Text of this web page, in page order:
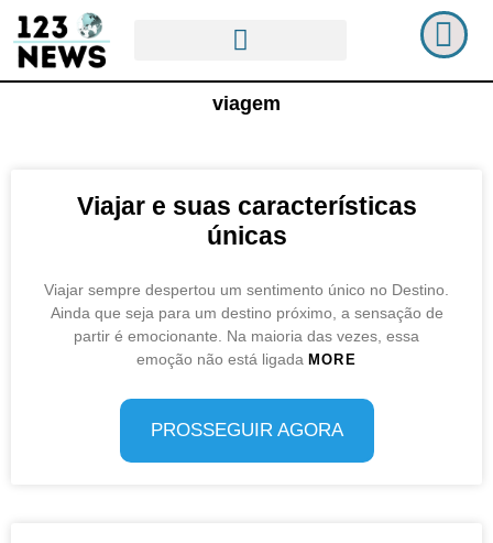
viagem
Viajar e suas características
únicas
Viajar sempre despertou um sentimento único no Destino.
Ainda que seja para um destino próximo, a sensação de
partir é emocionante. Na maioria das vezes, essa
emoção não está ligada MORE
PROSSEGUIR AGORA